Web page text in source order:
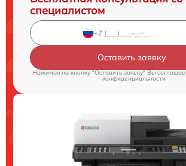
специалистом
Оставить заявку
Нажимая на кнопку "Оставить заявку" Вы
конфиденциальности